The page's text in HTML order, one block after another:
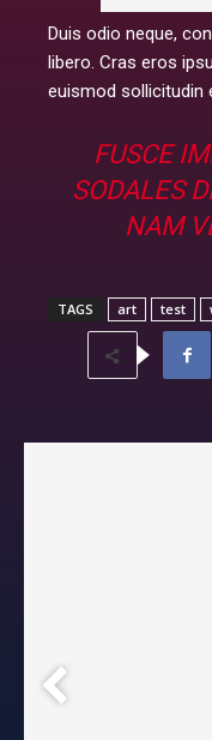
Duis odio neque,
libero. Cras eros
euismod sollicitudin
FUSCE
SODALES
NAM
TAGS art test